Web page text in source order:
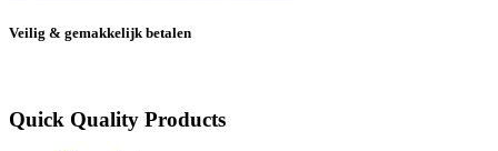
Veilig & gemakkelijk betalen
Quick Quality Products